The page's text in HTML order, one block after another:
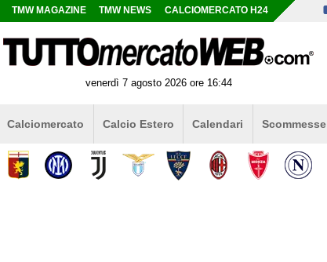
TMW MAGAZINE TMW NEWS CALCIOMERCATO H24
venerdì 7 agosto 2026 ore 16:44
Calciomercato Calcio Estero Calendari Scommesse